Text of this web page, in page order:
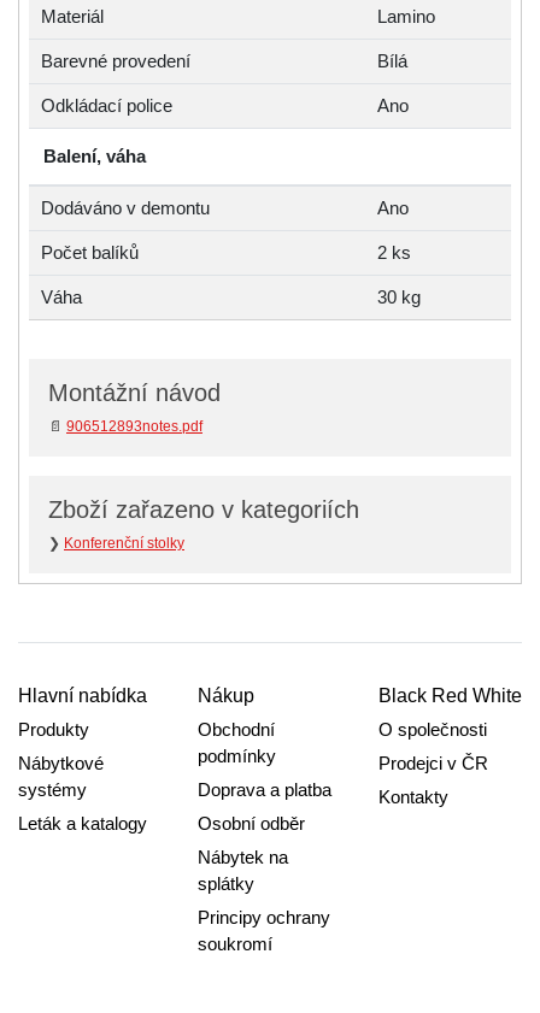
Materiál Lamino
Barevné provedení Bílá
Odkládací police Ano
Balení, váha
Dodáváno v demontu Ano
Počet balíků 2 ks
Váha 30 kg
Montážní návod
📄 906512893notes.pdf
Zboží zařazeno v kategoriích
❯ Konferenční stolky
Hlavní nabídka
Produkty
Nábytkové
systémy
Leták a katalogy
Nákup
Obchodní
podmínky
Doprava a platba
Osobní odběr
Nábytek na
splátky
Principy ochrany
soukromí
Black Red White
O společnosti
Prodejci v ČR
Kontakty